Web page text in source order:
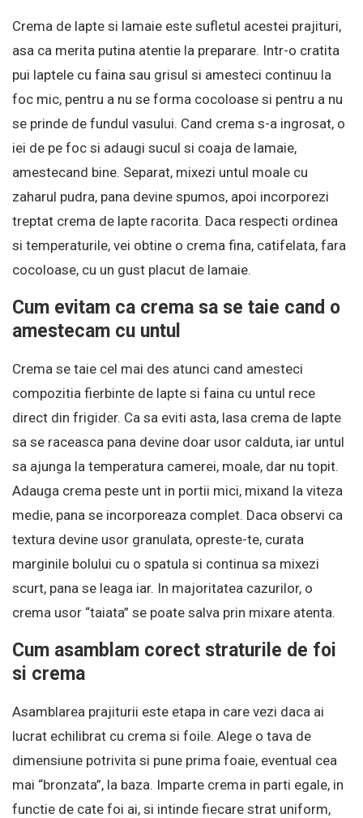
Crema de lapte si lamaie este sufletul acestei prajituri,
asa ca merita putina atentie la preparare. Intr-o cratita
pui laptele cu faina sau grisul si amesteci continuu la
foc mic, pentru a nu se forma cocoloase si pentru a nu
se prinde de fundul vasului. Cand crema s-a ingrosat, o
iei de pe foc si adaugi sucul si coaja de lamaie,
amestecand bine. Separat, mixezi untul moale cu
zaharul pudra, pana devine spumos, apoi incorporezi
treptat crema de lapte racorita. Daca respecti ordinea
si temperaturile, vei obtine o crema fina, catifelata, fara
cocoloase, cu un gust placut de lamaie.
Cum evitam ca crema sa se taie cand o
amestecam cu untul
Crema se taie cel mai des atunci cand amesteci
compozitia fierbinte de lapte si faina cu untul rece
direct din frigider. Ca sa eviti asta, lasa crema de lapte
sa se raceasca pana devine doar usor calduta, iar untul
sa ajunga la temperatura camerei, moale, dar nu topit.
Adauga crema peste unt in portii mici, mixand la viteza
medie, pana se incorporeaza complet. Daca observi ca
textura devine usor granulata, opreste-te, curata
marginile bolului cu o spatula si continua sa mixezi
scurt, pana se leaga iar. In majoritatea cazurilor, o
crema usor “taiata” se poate salva prin mixare atenta.
Cum asamblam corect straturile de foi
si crema
Asamblarea prajiturii este etapa in care vezi daca ai
lucrat echilibrat cu crema si foile. Alege o tava de
dimensiune potrivita si pune prima foaie, eventual cea
mai “bronzata”, la baza. Imparte crema in parti egale, in
functie de cate foi ai, si intinde fiecare strat uniform,